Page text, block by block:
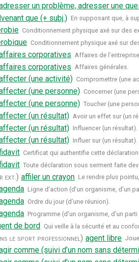
un problème, adresser une
que (+ subj.) En supposant que, à
Conditionnement physique axé sur des
Conditionnement physique axé sur
corporatives Affaires de l’entreprise.
corporatives Affaires générales.
(une activité) Compromettre (une
(une personne) Concerner (une
(une personne) Toucher (une
(un résultat) Avoir un effet sur (un
(un résultat) Influencer (un résultat).
(un résultat) Influer sur (un résultat).
Certificat qui authentifie cette déclaration.
Toute déclaration sous serment faite
ext.) affiler un crayon Le rendre plus
Ligne d’action (d’un organisme, d’un
Ordre du jour (d’une réunion).
Programme (d’un organisme, d’un
de bord Qui veille à la sécurité et au
le sport professionnel) agent libre
comme (suivi d’un nom sans